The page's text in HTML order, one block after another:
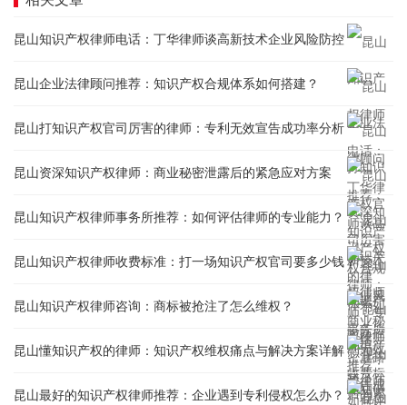
昆山知识产权律师电话：丁华律师谈高新技术企业风险防控
昆山企业法律顾问推荐：知识产权合规体系如何搭建？
昆山打知识产权官司厉害的律师：专利无效宣告成功率分析
昆山资深知识产权律师：商业秘密泄露后的紧急应对方案
昆山知识产权律师事务所推荐：如何评估律师的专业能力？
昆山知识产权律师收费标准：打一场知识产权官司要多少钱？
昆山知识产权律师咨询：商标被抢注了怎么维权？
昆山懂知识产权的律师：知识产权维权痛点与解决方案详解
昆山最好的知识产权律师推荐：企业遇到专利侵权怎么办？